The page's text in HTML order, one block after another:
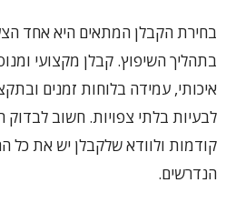
בחירת הקבלן המתאים היא אחד
בתהליך השיפוץ. קבלן מקצועי
איכותי, עמידה בלוחות זמנים
לבעיות בלתי צפויות. חשוב
קודמות ולוודא שלקבלן יש את כל
הנדרשים.